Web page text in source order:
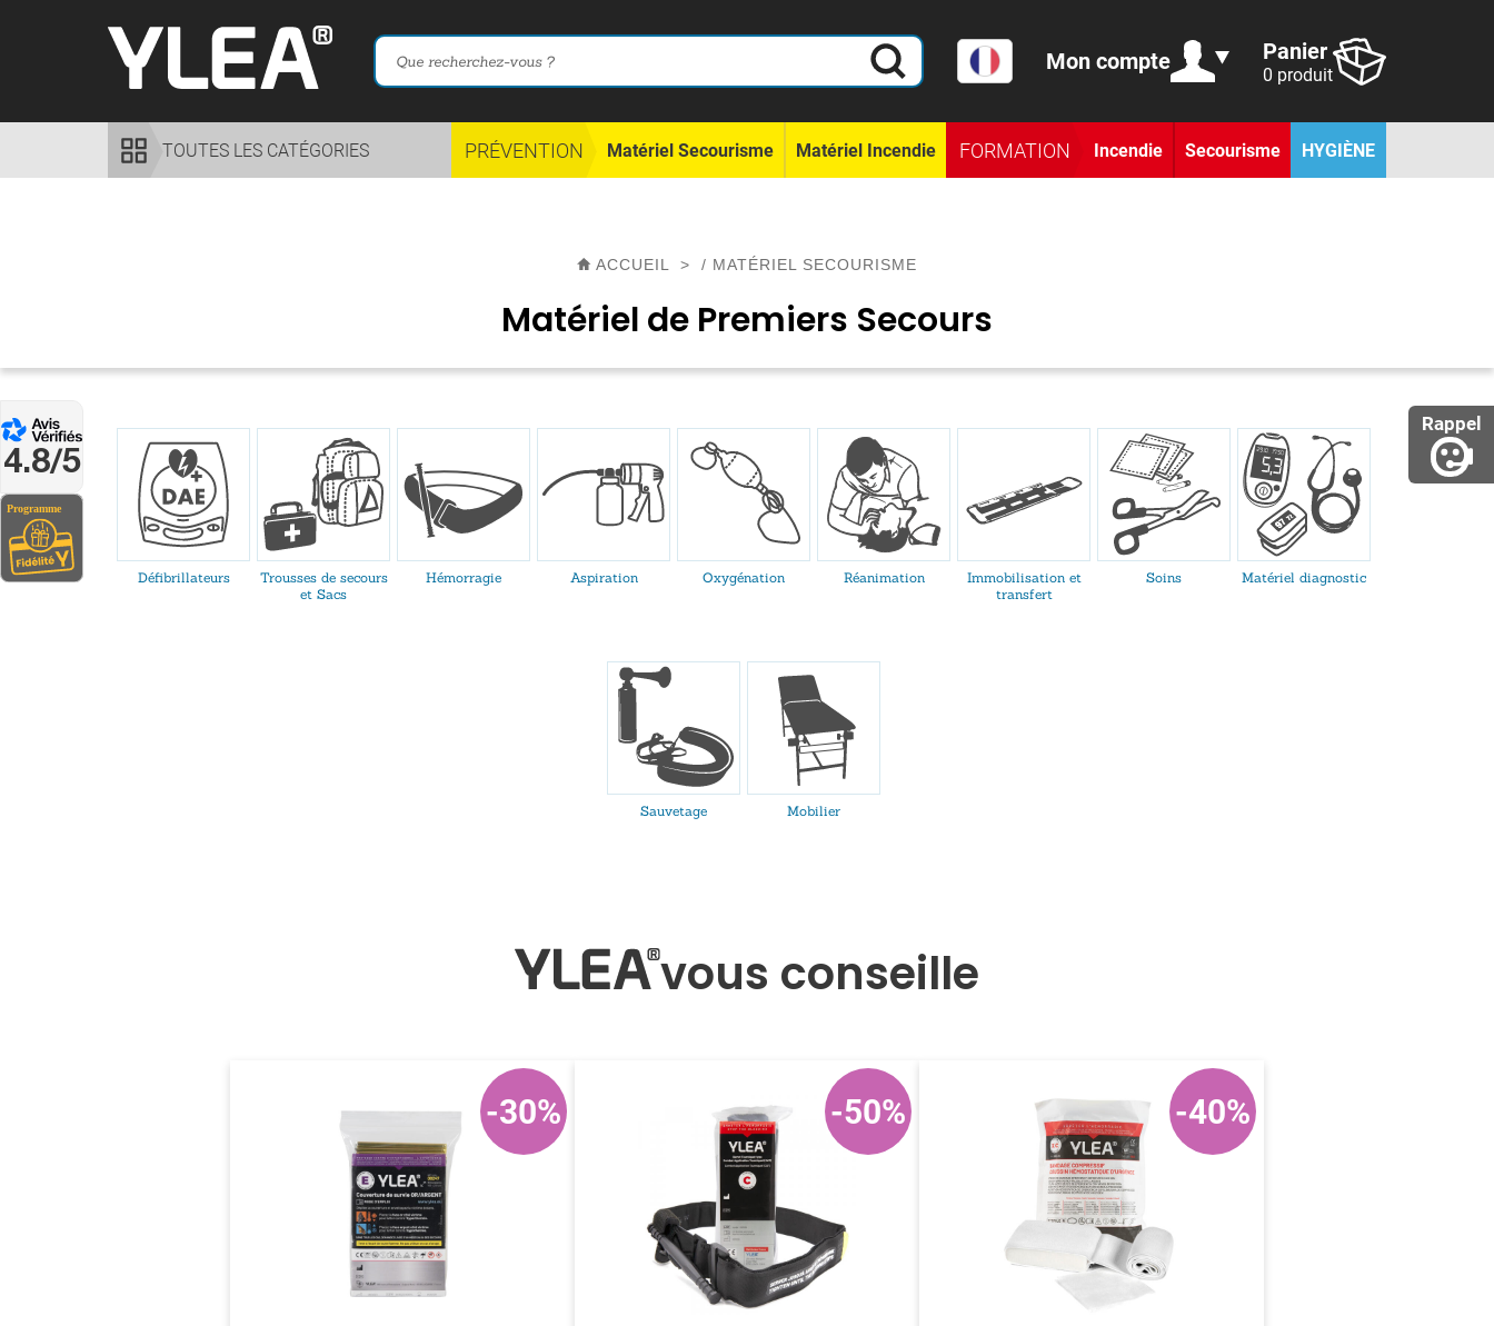
Rappel
4.8/5
Mon compte Panier
0 produit
TOUTES LES CATÉGORIES PRÉVENTION Matériel Secourisme Matériel Incendie FORMATION Incendie Secourisme HYGIÈNE
ACCUEIL > / MATÉRIEL SECOURISME
Matériel de Premiers Secours
Défibrillateurs
Trousses de secours
et Sacs
Hémorragie Aspiration Oxygénation Réanimation
Immobilisation et
transfert
Soins Matériel diagnostic
Sauvetage Mobilier
vous conseille
-30% -50% -40%